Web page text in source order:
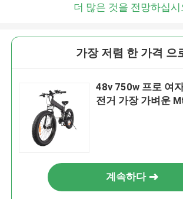
더 많은 것을 전망하십시
가장 저렴 한 가격 으
48v 750w 프로 여
전거 가장 가벼운
계속하다